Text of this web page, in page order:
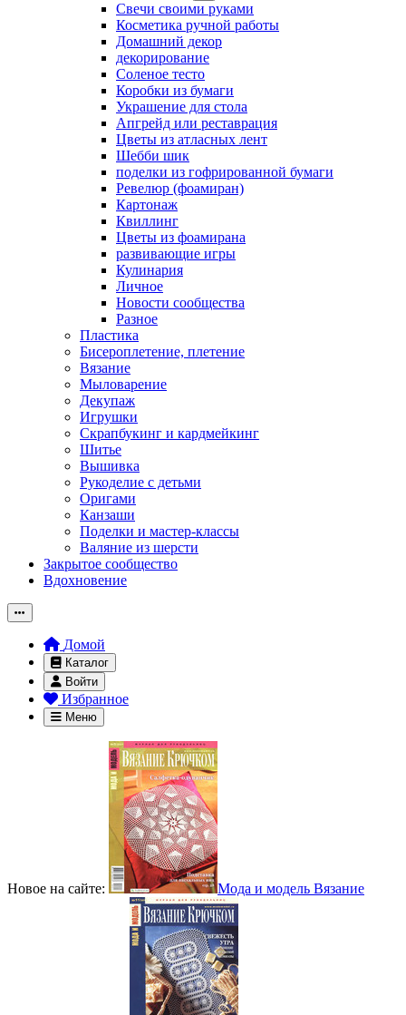
Свечи своими руками
Косметика ручной работы
Домашний декор
декорирование
Соленое тесто
Коробки из бумаги
Украшение для стола
Апгрейд или реставрация
Цветы из атласных лент
Шебби шик
поделки из гофрированной бумаги
Ревелюр (фоамиран)
Картонаж
Квиллинг
Цветы из фоамирана
развивающие игры
Кулинария
Личное
Новости сообщества
Разное
Пластика
Бисероплетение, плетение
Вязание
Мыловарение
Декупаж
Игрушки
Скрапбукинг и кардмейкинг
Шитье
Вышивка
Рукоделие с детьми
Оригами
Канзаши
Поделки и мастер-классы
Валяние из шерсти
Закрытое сообщество
Вдохновение
Домой
Каталог
Войти
Избранное
Меню
Новое на сайте: Мода и модель Вязание